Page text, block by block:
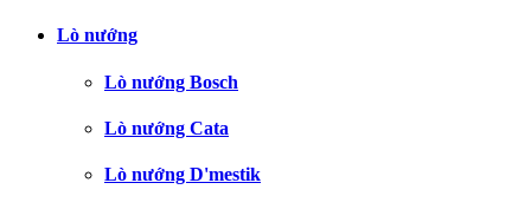
Lò nướng
Lò nướng Bosch
Lò nướng Cata
Lò nướng D'mestik